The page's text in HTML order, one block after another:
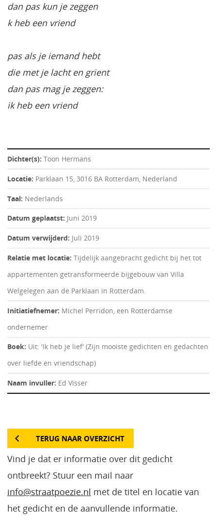
dan pas kun je zeggen
k heb een vriend
pas als je iemand hebt
die met je lacht en grient
dan pas mag je zeggen:
ik heb een vriend
Dichter(s): Toon Hermans
Locatie: Parklaan 15, 3016 BA Rotterdam, Nederland
Taal: Nederlands
Datum geplaatst: Juni 2019
Datum verwijderd: Juli 2019
Relatie met locatie: Tijdelijk aangebracht gedicht bij het tot
appartementen getransformeerde bijgebouw van Villa
Welgelegen aan de Parklaan in Rotterdam.
Initiatiefnemer: Michel Perridon, een Rotterdamse
ondernemer
Boek: Uit: 'Ik heb je lief' (Zijn mooiste gedichten en gedachten
over liefde en vriendschap)
Naam invuller: Ed Visser
TERUG NAAR OVERZICHT
Vind je dat er informatie over dit gedicht
ontbreekt? Stuur een mail naar
info@straatpoezie.nl met de titel en locatie van
het gedicht en de aanvullende informatie.